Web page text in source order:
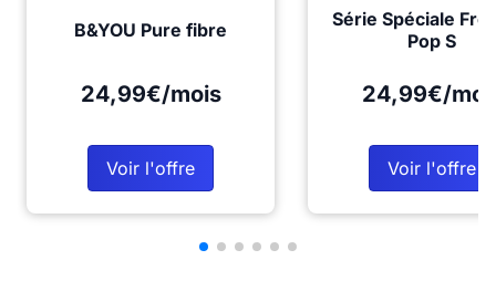
B&YOU Pure fibre
24,99€/mois
Voir l'offre
Série Spéciale
Pop S
24,99€/
Voir l'offre